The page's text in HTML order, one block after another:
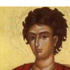
της Αγίας